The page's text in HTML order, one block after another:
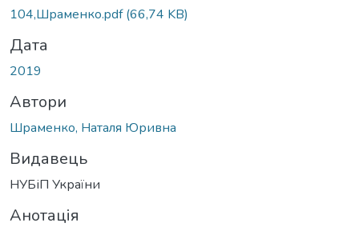
104,Шраменко.pdf(66,74 KB)
Дата
2019
Автори
Шраменко, Наталя Юривна
Видавець
НУБіП України
Анотація